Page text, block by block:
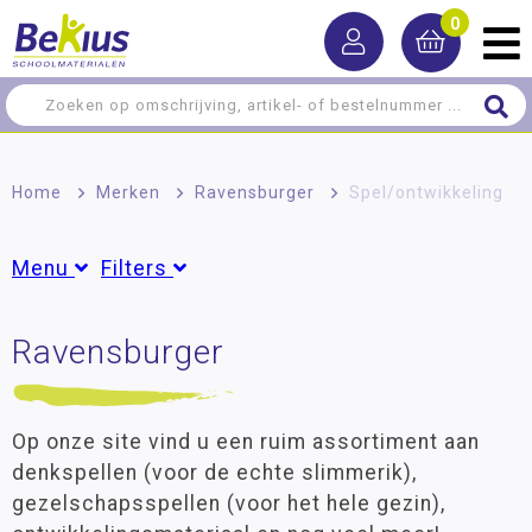
0
Home > Merken > Ravensburger > Spel/ontwikkeling
Menu Filters
Meer-/hoog­begaafdheid
Denkspellen
Bouwen en construeren
Uitgelicht
Meest verkocht
Groepen
Groep 2(1)
Ravensburger
Op onze site vind u een ruim assortiment aan
denkspellen (voor de echte slimmerik),
gezelschapsspellen (voor het hele gezin),